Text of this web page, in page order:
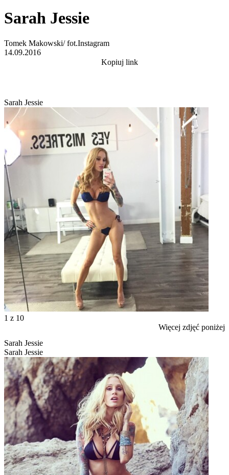
Sarah Jessie
Tomek Makowski/ fot.Instagram
14.09.2016
Kopiuj link
Sarah Jessie
1 z 10
Więcej zdjęć poniżej
Sarah Jessie
Sarah Jessie